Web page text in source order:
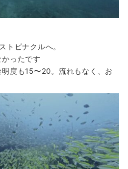
トピナクルへ。
ったです
度も15〜20。流れもなく、お